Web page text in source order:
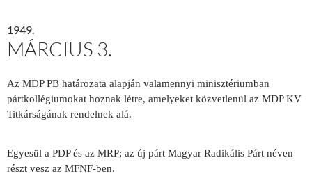
1949.
MÁRCIUS 3.
Az MDP PB határozata alapján valamennyi minisztériumban
pártkollégiumokat hoznak létre, amelyeket közvetlenül az MDP KV
Titkárságának rendelnek alá.
Egyesül a PDP és az MRP; az új párt Magyar Radikális Párt néven
részt vesz az MFNF-ben.